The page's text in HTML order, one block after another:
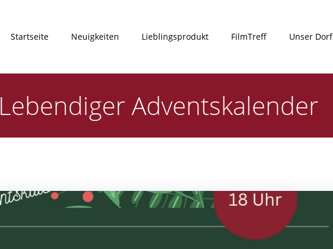
Startseite Neuigkeiten Lieblingsprodukt FilmTreff Unser
Lebendiger Adventskalender